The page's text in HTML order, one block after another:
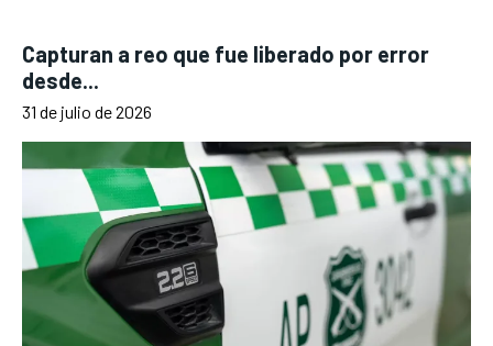
Capturan a reo que fue liberado por error
desde...
31 de julio de 2026